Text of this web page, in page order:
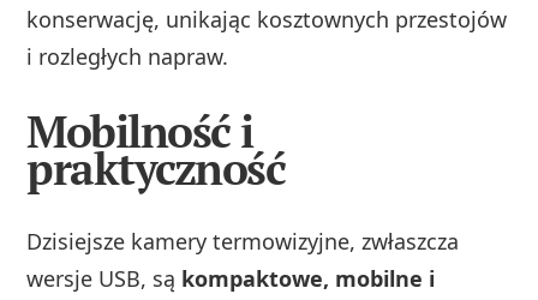
konserwację, unikając kosztownych przestojów
i rozległych napraw.
Mobilność i
praktyczność
Dzisiejsze kamery termowizyjne, zwłaszcza
wersje USB, są kompaktowe, mobilne i